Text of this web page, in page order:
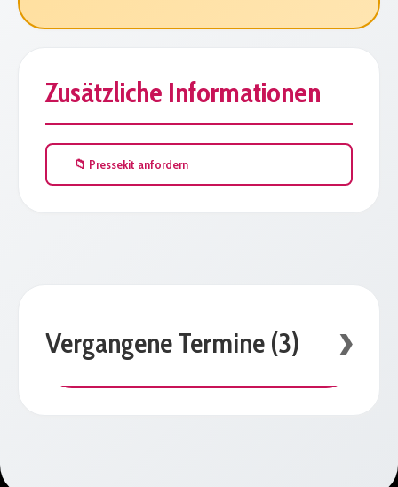
Zusätzliche Informationen
📁 Pressekit anfordern
Vergangene Termine (3)